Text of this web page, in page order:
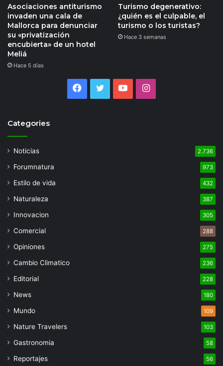
Asociaciones antiturismo
invaden una cala de
Mallorca para denunciar
su «privatización
encubierta» de un hotel
Meliá
Hace 5 días
Turismo degenerativo:
¿quién es el culpable, el
turismo o los turistas?
Hace 3 semanas
Facebook
TwitterYouTubeInstagram
Categories
Noticias 2.736
Forumnatura 973
Estilo de vida 432
Naturaleza 387
Innovacion 305
Comercial 288
Opiniones 275
Cambio Climatico 236
Editorial 228
News 180
Mundo 109
Nature Travelers 103
Gastronomia 58
Reportajes 56